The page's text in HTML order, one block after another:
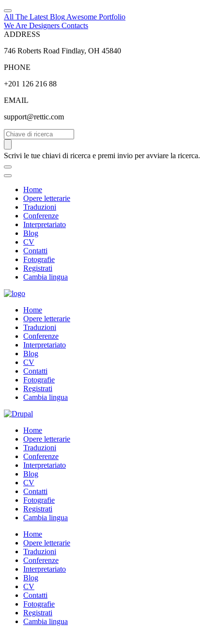
All The Latest Blog Awesome Portfolio
We Are Designers Contacts
ADDRESS
746 Roberts Road Findlay, OH 45840
PHONE
+201 126 216 88
EMAIL
support@rettic.com
Cerca
Scrivi le tue chiavi di ricerca e premi invio per avviare la ricerca.
Home
Opere letterarie
Traduzioni
Conferenze
Interpretariato
Blog
CV
Contatti
Fotografie
Registrati
Cambia lingua
Home
Opere letterarie
Traduzioni
Conferenze
Interpretariato
Blog
CV
Contatti
Fotografie
Registrati
Cambia lingua
Home
Opere letterarie
Traduzioni
Conferenze
Interpretariato
Blog
CV
Contatti
Fotografie
Registrati
Cambia lingua
Home
Opere letterarie
Traduzioni
Conferenze
Interpretariato
Blog
CV
Contatti
Fotografie
Registrati
Cambia lingua